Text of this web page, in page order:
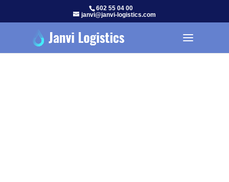
602 55 04 00
janvi@janvi-logistics.com